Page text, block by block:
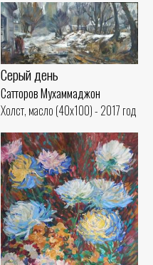
Серый день
Сатторов Мухаммаджон
Холст, масло (40x100) - 2017 год